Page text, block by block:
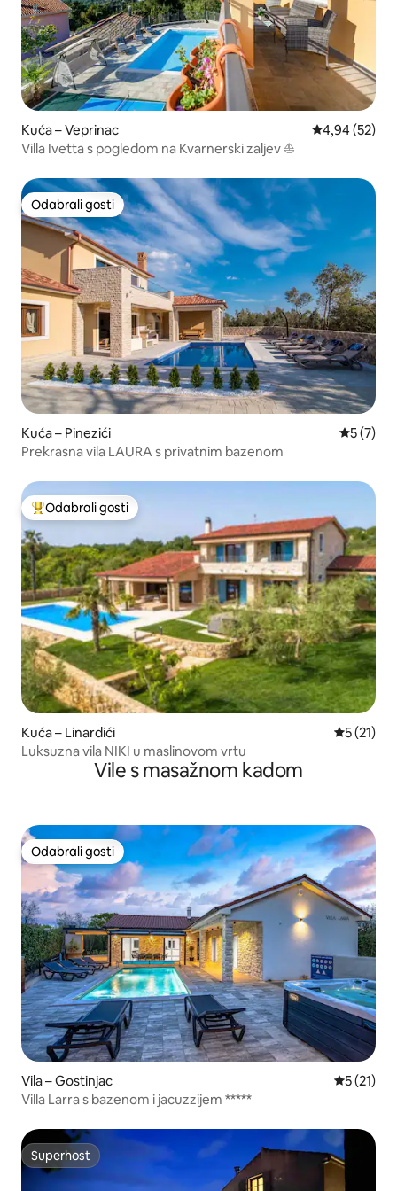
Kuća – Veprinac Prosječna
4,94 (52)
Villa Ivetta s pogledom na Kvarnerski zaljev ⛵
Odabrali gosti
Odabrali gosti
Kuća – Pinezići
5 (7)
Prekrasna vila LAURA s privatnim bazenom
Među najviše rangiranima s oznakom „Odabrali gosti”
Odabrali gosti
Kuća – Linardići Prosječna
5 (21)
Luksuzna vila NIKI u maslinovom vrtu
Vile s masažnom kadom
Odabrali gosti
Odabrali gosti
Vila – Gostinjac Prosječna
5 (21)
Villa Larra s bazenom i jacuzzijem *****
Superhost
Superhost